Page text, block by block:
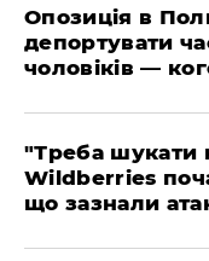
​Опозиція в
депортувати
чоловіків —
​"Треба шукати
Wildberries
що зазнали